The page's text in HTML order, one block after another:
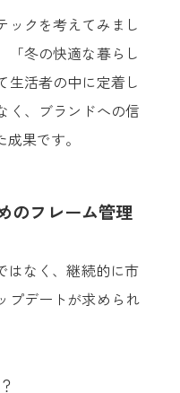
ックを考えてみまし
「冬の快適な暮らし
生活者の中に定着し
く、ブランドへの信
果です。
のフレーム管理
はなく、継続的に市
プデートが求められ